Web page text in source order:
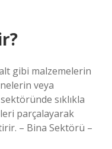
gibi malzemelerin
veya
sıklıkla
parçalayarak
– Bina Sektörü –